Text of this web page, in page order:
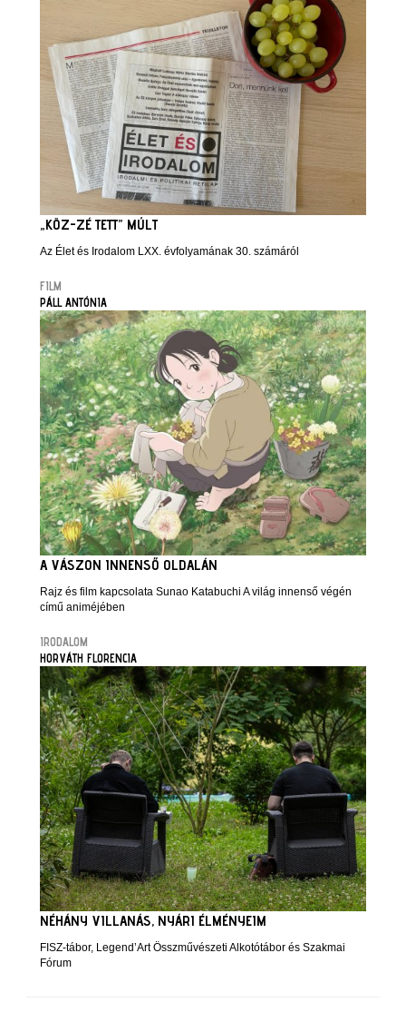
„KÖZ-ZÉ TETT” MÚLT
Az Élet és Irodalom LXX. évfolyamának 30. számáról
FILM
PÁLL ANTÓNIA
A VÁSZON INNENSŐ OLDALÁN
Rajz és film kapcsolata Sunao Katabuchi A világ innenső végén
című animéjében
IRODALOM
HORVÁTH FLORENCIA
NÉHÁNY VILLANÁS, NYÁRI ÉLMÉNYEIM
FISZ-tábor, Legend’Art Összművészeti Alkotótábor és Szakmai
Fórum